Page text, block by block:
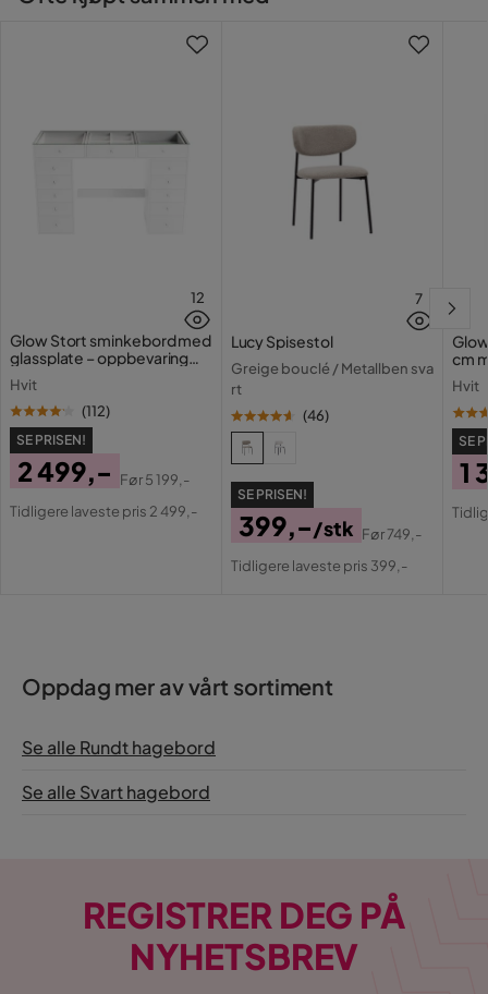
12
Glow Stort sminkebord med
glassplate – oppbevaring
med skuffer og rom 120 cm
Hvit
(112)
SE PRISEN!
Pris
2 499,-
Original
Før5 199,-
Tidligere laveste pris 2 499,-
7
Lucy Spisestol
Greige bouclé / Metallben sva
rt
(46)
SE PRISEN!
Pris
399,-/stk
Original
Før749,-
Tidligere laveste pris 399,-
cm
med
Hvit
SE
1
Oppdag mer av vårt sortiment
Se alle Rundt hagebord
Se alle Svart hagebord
REGISTRER DEG PÅ
NYHETSBREV